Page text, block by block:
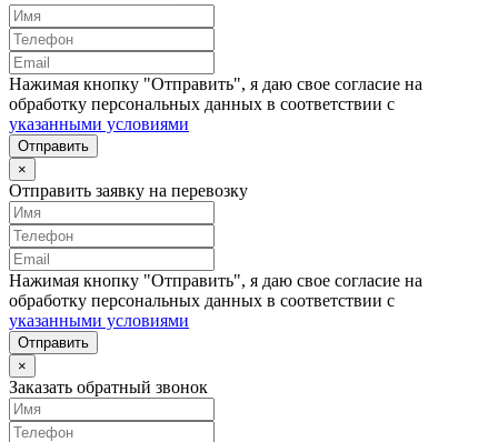
Нажимая кнопку "Отправить", я даю свое согласие на
обработку персональных данных в соответствии с
указанными условиями
Отправить
×
Отправить заявку на перевозку
Нажимая кнопку "Отправить", я даю свое согласие на
обработку персональных данных в соответствии с
указанными условиями
Отправить
×
Заказать обратный звонок